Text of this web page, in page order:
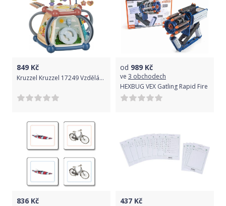
849 Kč
Kruzzel Kruzzel 17249 Vzdělávací interaktivní kostka se zvuky
od 989 Kč
ve 3 obchodech
HEXBUG VEX Gatling Rapid Fire
836 Kč 437 Kč